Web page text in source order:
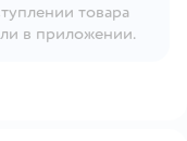
вопростовара
в приложении.